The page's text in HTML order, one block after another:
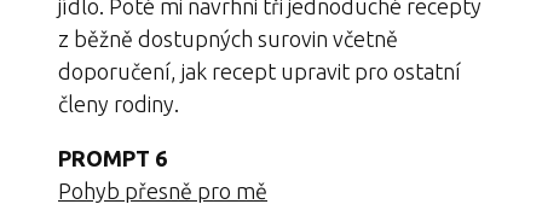
jídlo. Poté mi navrhni tři jednoduché recepty
z běžně dostupných surovin včetně
doporučení, jak recept upravit pro ostatní
členy rodiny.
PROMPT 6
Pohyb přesně pro mě